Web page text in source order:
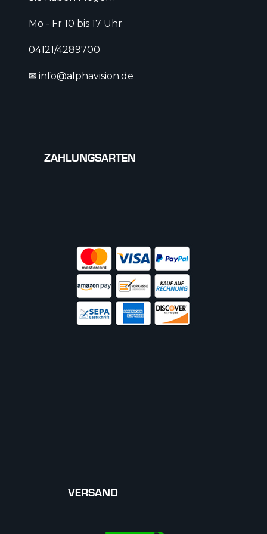
Mo - Fr 10 bis 17 Uhr
04121/4289700
✉ info@alphavision.de
ZAHLUNGSARTEN
VERSAND